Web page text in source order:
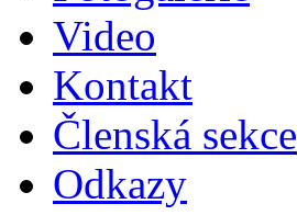
Video
Kontakt
Členská sekce
Odkazy